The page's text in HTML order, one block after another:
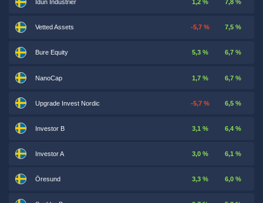
Idun Industrier 1,2 % 7,8 %
Vetted Assets -5,7 % 7,5 %
Bure Equity 5,3 % 6,7 %
NanoCap 1,7 % 6,7 %
Upgrade Invest Nordic -5,7 % 6,5 %
Investor B 3,1 % 6,4 %
Investor A 3,0 % 6,1 %
Öresund 3,3 % 6,0 %